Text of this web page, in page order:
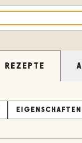
REZEPTE
EIGENSCHAFTEN